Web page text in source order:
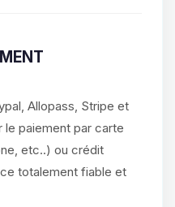
Allopass, Stripe et
le paiement par carte
etc..) ou crédit
totalement fiable et